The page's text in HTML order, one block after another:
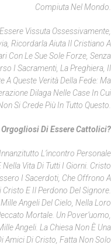
Compiuta Nel Mondo.
Vissuta Ossessivamente,
Ricordarla Aiuta Il Cristiano A
Con Le Sue Sole Forze, Senza
I Sacramenti, La Preghiera, Il
A Queste Verità Della Fede: Ma
Dilaga Nelle Case In Cui
Si Crede Più In Tutto Questo.
Di Essere Cattolici?
L’incontro Personale
Vita Di Tutti I Giorni. Cristo
I Sacerdoti, Che Offrono A
E Il Perdono Del Signore.
Angeli Del Cielo, Nella Loro
Mortale. Un Pover’uomo,
Angeli. La Chiesa Non È Una
Amici Di Cristo, Fatta Non Solo